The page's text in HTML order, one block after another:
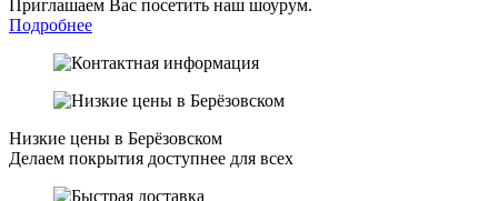
Приглашаем Вас посетить наш шоурум.
Подробнее
Низкие цены в Берёзовском
Делаем покрытия доступнее для всех